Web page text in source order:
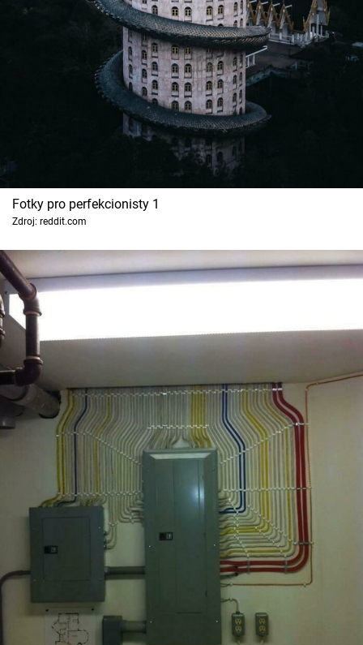
Cool Esport
TV Program
Sledujte prima+
Přihlášení
Fotky pro perfekcionisty 1
Zdroj: reddit.com